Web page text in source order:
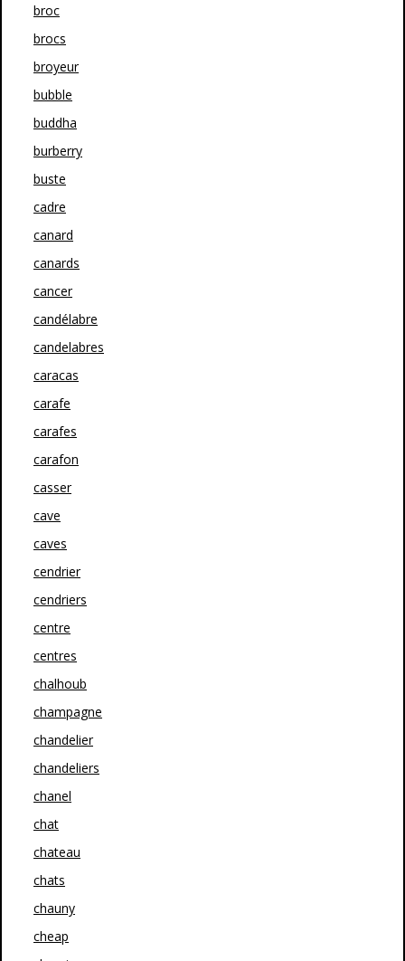
broc
brocs
broyeur
bubble
buddha
burberry
buste
cadre
canard
canards
cancer
candélabre
candelabres
caracas
carafe
carafes
carafon
casser
cave
caves
cendrier
cendriers
centre
centres
chalhoub
champagne
chandelier
chandeliers
chanel
chat
chateau
chats
chauny
cheap